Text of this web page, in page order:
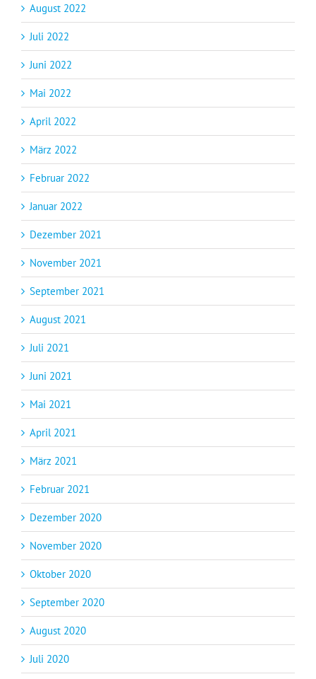
August 2022
Juli 2022
Juni 2022
Mai 2022
April 2022
März 2022
Februar 2022
Januar 2022
Dezember 2021
November 2021
September 2021
August 2021
Juli 2021
Juni 2021
Mai 2021
April 2021
März 2021
Februar 2021
Dezember 2020
November 2020
Oktober 2020
September 2020
August 2020
Juli 2020